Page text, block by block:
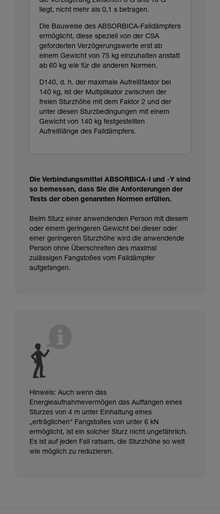
liegt, nicht mehr als 0,1 s betragen.
Die Bauweise des ABSORBICA-Falldämpfers
ermöglicht, diese speziell von der CSA
geforderten Verzögerungswerte erst ab
einem Gewicht von 75 kg einzuhalten anstatt
ab 60 kg wie für die anderen Normen.
D140, d. h. der maximale Aufreißfaktor bei
140 kg, ist der Multiplikator zwischen der
freien Sturzhöhe mit dem Faktor 2 und der
unter diesen Sturzbedingungen mit einem
Gewicht von 140 kg festgestellten
Aufreißlänge des Falldämpfers.
Die Verbindungsmittel ABSORBICA-I und -Y sind
so bemessen, dass Sie die Anforderungen der
Tests der oben genannten Normen erfüllen.
Beim Sturz einer anwendenden Person mit diesem
oder einem geringeren Gewicht bei dieser oder
einer geringeren Sturzhöhe wird die anwendende
Person ohne Überschreiten des maximal
zulässigen Fangstoßes vom Falldämpfer
aufgefangen.
Hinweis: Auch wenn das
Energieaufnahmevermögen das Auffangen eines
Sturzes von 4 m unter Einhaltung eines
„erträglichen“ Fangstoßes von unter 6 kN
ermöglicht, ist ein solcher Sturz nicht ungefährlich.
Es ist auf jeden Fall ratsam, die Sturzhöhe so weit
wie möglich zu reduzieren.